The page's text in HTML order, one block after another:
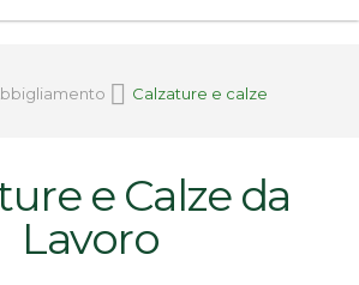
Calzature e calze
e Calze da
Lavoro